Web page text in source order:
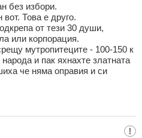
без избори.
Това е друго.
от тези 30 души,
или корпорация.
мутропитеците - 100-150 к
и пак яхнахте златната
че няма оправия и си